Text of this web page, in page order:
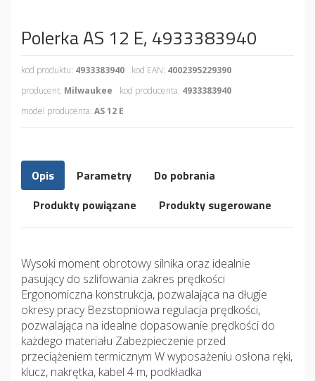
Polerka AS 12 E, 4933383940
kod produktu: 4933383940 kod EAN: 4002395229390
producent: Milwaukee kod producenta: 4933383940
model producenta: AS 12 E
Opis Parametry
Do pobrania
Produkty powiązane
Produkty sugerowane
Wysoki moment obrotowy silnika oraz idealnie
pasujący do szlifowania zakres prędkości
Ergonomiczna konstrukcja, pozwalająca na długie
okresy pracy Bezstopniowa regulacja prędkości,
pozwalająca na idealne dopasowanie prędkości do
każdego materiału Zabezpieczenie przed
przeciążeniem termicznym W wyposażeniu osłona ręki,
klucz, nakrętka, kabel 4 m, podkładka